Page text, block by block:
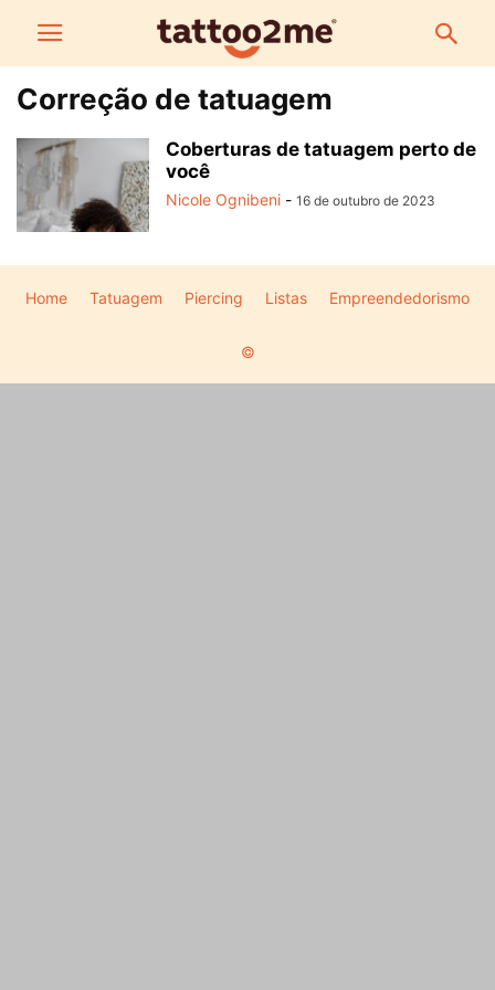
Correção de tatuagem
Coberturas de tatuagem perto de
você
Nicole Ognibeni - 16 de outubro de 2023
Home Tatuagem Piercing Listas Empreendedorismo
©